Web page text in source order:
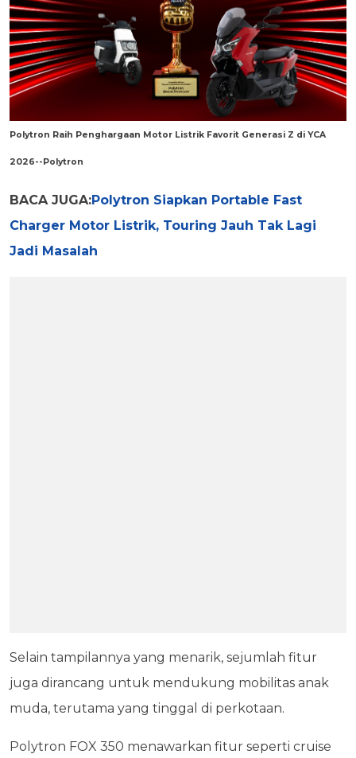
Polytron Raih Penghargaan Motor Listrik Favorit Generasi Z di YCA
2026--Polytron
BACA JUGA:Polytron Siapkan Portable Fast
Charger Motor Listrik, Touring Jauh Tak Lagi
Jadi Masalah
Selain tampilannya yang menarik, sejumlah fitur
juga dirancang untuk mendukung mobilitas anak
muda, terutama yang tinggal di perkotaan.
Polytron FOX 350 menawarkan fitur seperti cruise